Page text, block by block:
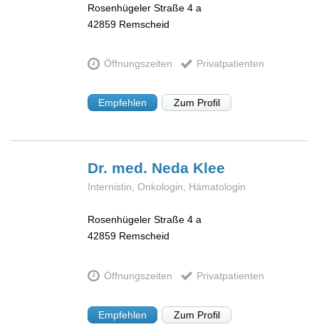
Rosenhügeler Straße 4 a
42859 Remscheid
Öffnungszeiten Privatpatienten
Empfehlen Zum Profil
Dr. med. Neda Klee
Internistin, Onkologin, Hämatologin
Rosenhügeler Straße 4 a
42859 Remscheid
Öffnungszeiten Privatpatienten
Empfehlen Zum Profil